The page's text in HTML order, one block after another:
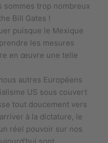
sommes trop nombreux
Bill Gates !
puisque le Mexique
les mesures
en œuvre une telle
autres Européens
US sous couvert
tout doucement vers
à la dictature, le
réel pouvoir sur nos